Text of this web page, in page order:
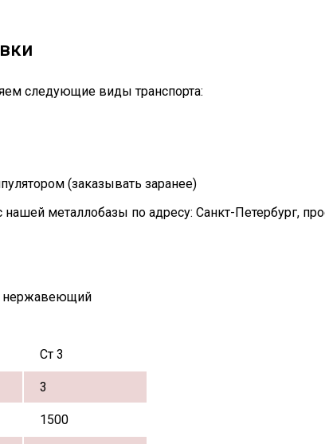
следующие виды транспорта:
(заказывать заранее)
нашей металлобазы по адресу: Санкт-Петербург,
нержавеющий
Ст 3
3
1500